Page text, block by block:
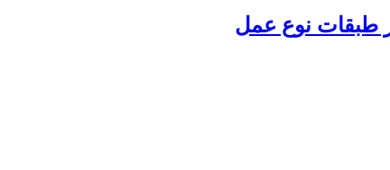
طبقات نوع عمل